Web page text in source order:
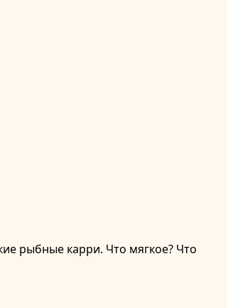
рыбные карри. Что мягкое? Что